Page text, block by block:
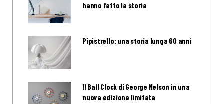
hanno fatto la storia
Pipistrello: una storia lunga 60 anni
Il Ball Clock di George Nelson in una
nuova edizione limitata